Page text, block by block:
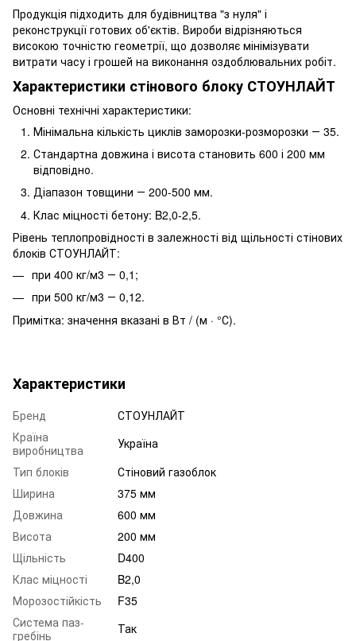
Продукція підходить для будівництва "з нуля" і
реконструкції готових об'єктів. Вироби відрізняються
високою точністю геометрії, що дозволяє мінімізувати
витрати часу і грошей на виконання оздоблювальних робіт.
Характеристики стінового блоку СТОУНЛАЙТ
Основні технічні характеристики:
Мінімальна кількість циклів заморозки-розморозки ― 35.
Стандартна довжина і висота становить 600 і 200 мм
відповідно.
Діапазон товщини ― 200-500 мм.
Клас міцності бетону: B2,0-2,5.
Рівень теплопровідності в залежності від щільності стінових
блоків СТОУНЛАЙТ:
при 400 кг/м3 ― 0,1;
при 500 кг/м3 ― 0,12.
Примітка: значення вказані в Вт / (м · °С).
Характеристики
Бренд
СТОУНЛАЙТ
Країна
виробництва
Україна
Тип блоків
Стіновий газоблок
Ширина
375 мм
Довжина
600 мм
Висота
200 мм
Щільність
D400
Клас міцності
B2,0
Морозостійкість
F35
Система паз-
гребінь
Так